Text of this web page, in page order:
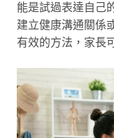
能是試過表達自己
建立健康溝通關係
有效的方法，家長